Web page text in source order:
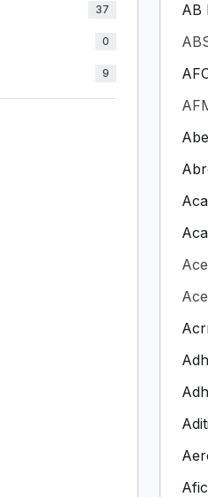
37
0
9
AB